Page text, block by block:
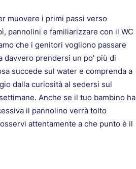
muovere i primi passi verso
pannolini e familiarizzare con il WC
che i genitori vogliono passare
davvero prendersi un po' più di
succede sul water e comprenda a
dalla curiosità al sedersi sul
Anche se il tuo bambino ha
il pannolino verrà tolto
attentamente a che punto è il